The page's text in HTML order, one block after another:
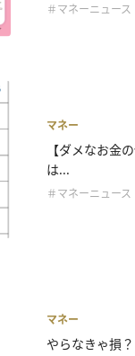
＃マネーニュース
マネー
【ダメなお金
は...
＃マネーニュース
マネー
やらなきゃ損